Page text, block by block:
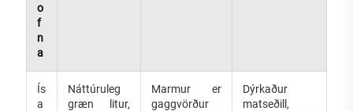
o
f
n
a
Ís
a
Náttúruleg
græn litur,
Marmur er
gaggvörður
Dýrkaður
matseðill,